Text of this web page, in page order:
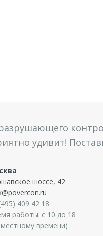
удивит!
шоссе, 42
409 42 18
работы: с 10 до 18
времени)